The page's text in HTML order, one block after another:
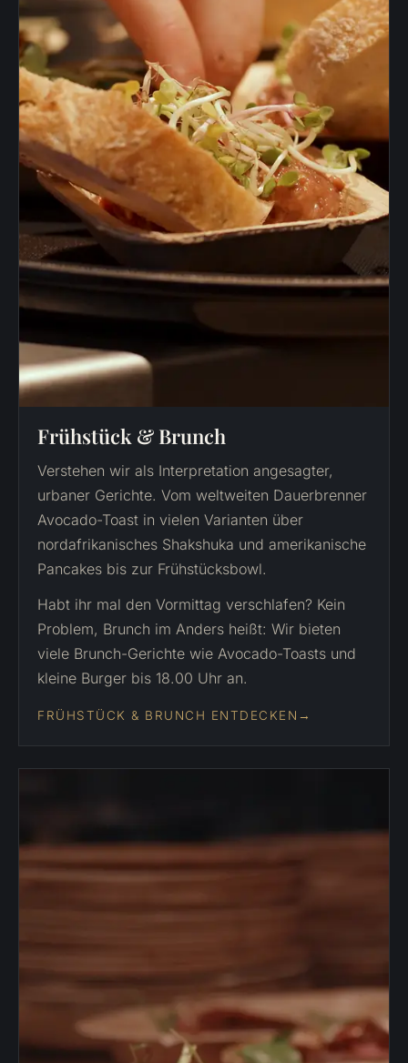
Frühstück & Brunch
Verstehen wir als Interpretation angesagter,
urbaner Gerichte. Vom weltweiten Dauerbrenner
Avocado-Toast in vielen Varianten über
nordafrikanisches Shakshuka und amerikanische
Pancakes bis zur Frühstücksbowl.
Habt ihr mal den Vormittag verschlafen? Kein
Problem, Brunch im Anders heißt: Wir bieten
viele Brunch-Gerichte wie Avocado-Toasts und
kleine Burger bis 18.00 Uhr an.
FRÜHSTÜCK & BRUNCH ENTDECKEN →